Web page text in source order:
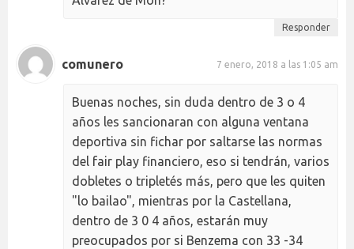
Responder
comunero 7 enero, 2018 a las 1:05 am
Buenas noches, sin duda dentro de 3 o 4
años les sancionaran con alguna ventana
deportiva sin fichar por saltarse las normas
del fair play financiero, eso si tendrán, varios
dobletes o tripletés más, pero que les quiten
"lo bailao", mientras por la Castellana,
dentro de 3 0 4 años, estarán muy
preocupados por si Benzema con 33 -34